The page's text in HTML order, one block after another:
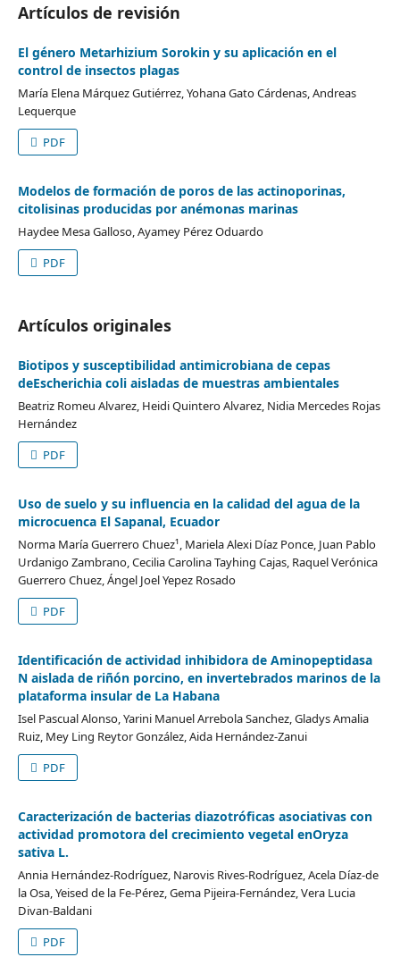
Artículos de revisión
El género Metarhizium Sorokin y su aplicación en el
control de insectos plagas
María Elena Márquez Gutiérrez, Yohana Gato Cárdenas, Andreas
Lequerque
PDF
Modelos de formación de poros de las actinoporinas,
citolisinas producidas por anémonas marinas
Haydee Mesa Galloso, Ayamey Pérez Oduardo
PDF
Artículos originales
Biotipos y susceptibilidad antimicrobiana de cepas
deEscherichia coli aisladas de muestras ambientales
Beatriz Romeu Alvarez, Heidi Quintero Alvarez, Nidia Mercedes Rojas
Hernández
PDF
Uso de suelo y su influencia en la calidad del agua de la
microcuenca El Sapanal, Ecuador
Norma María Guerrero Chuez¹, Mariela Alexi Díaz Ponce, Juan Pablo
Urdanigo Zambrano, Cecilia Carolina Tayhing Cajas, Raquel Verónica
Guerrero Chuez, Ángel Joel Yepez Rosado
PDF
Identificación de actividad inhibidora de Aminopeptidasa
N aislada de riñón porcino, en invertebrados marinos de la
plataforma insular de La Habana
Isel Pascual Alonso, Yarini Manuel Arrebola Sanchez, Gladys Amalia
Ruiz, Mey Ling Reytor González, Aida Hernández-Zanui
PDF
Caracterización de bacterias diazotróficas asociativas con
actividad promotora del crecimiento vegetal enOryza
sativa L.
Annia Hernández-Rodríguez, Narovis Rives-Rodríguez, Acela Díaz-de
la Osa, Yeised de la Fe-Pérez, Gema Pijeira-Fernández, Vera Lucia
Divan-Baldani
PDF